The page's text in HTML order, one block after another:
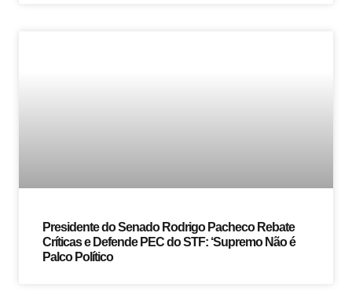
Presidente do Senado Rodrigo Pacheco Rebate
Críticas e Defende PEC do STF: ‘Supremo Não é
Palco Político